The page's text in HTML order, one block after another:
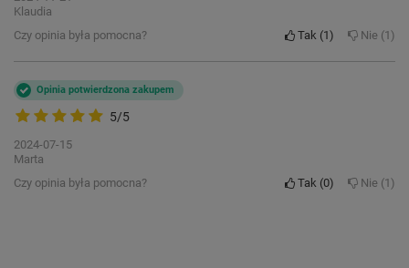
Klaudia
Czy opinia była pomocna?
Tak 1 Nie 1
5/5
Opinia potwierdzona zakupem
2024-07-15
Marta
Czy opinia była pomocna?
Tak 0 Nie 1